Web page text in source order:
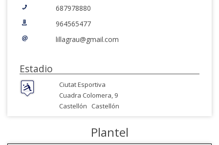
687978880
964565477
lillagrau@gmail.com
Estadio
Ciutat Esportiva
Cuadra Colomera, 9
Castellón
Castellón
Plantel